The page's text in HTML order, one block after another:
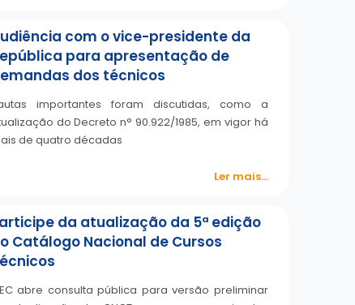
com o vice-presidente da
para apresentação de
dos técnicos
importantes foram discutidas, como a
do Decreto n° 90.922/1985, em vigor há
de quatro décadas
Ler mais...
da atualização da 5ª edição
Catálogo Nacional de Cursos
abre consulta pública para versão preliminar